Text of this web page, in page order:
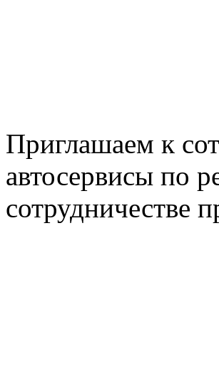
Приглашаем к
автосервисы по
сотрудничестве